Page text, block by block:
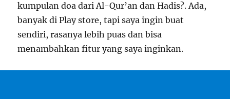
kumpulan doa dari Al-Qur’an dan Hadis?. Ada,
banyak di Play store, tapi saya ingin buat
sendiri, rasanya lebih puas dan bisa
menambahkan fitur yang saya inginkan.